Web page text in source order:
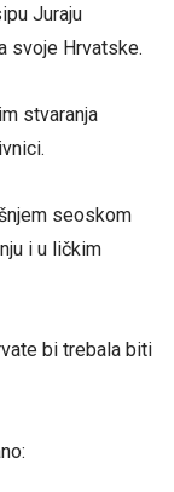
Juraju
svoje Hrvatske.
stvaranja
seoskom
i u ličkim
bi trebala biti